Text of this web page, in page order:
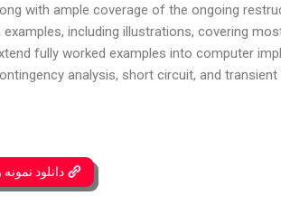
with ample coverage of the ongoing
including illustrations, covering
fully worked examples into computer
analysis, short circuit, and transient
دانلود